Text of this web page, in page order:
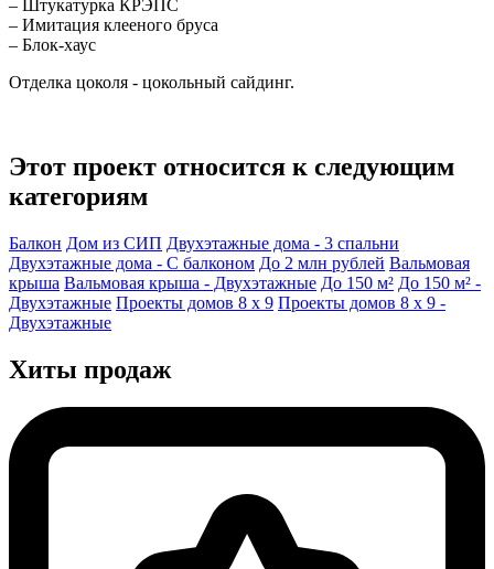
– Штукатурка КРЭПС
– Имитация клееного бруса
– Блок-хаус
Отделка цоколя - цокольный сайдинг.
Этот проект относится к следующим
категориям
Балкон Дом из СИП Двухэтажные дома - 3 спальни
Двухэтажные дома - С балконом До 2 млн рублей Вальмовая
крыша Вальмовая крыша - Двухэтажные До 150 м² До 150 м² -
Двухэтажные Проекты домов 8 x 9 Проекты домов 8 x 9 -
Двухэтажные
Хиты продаж